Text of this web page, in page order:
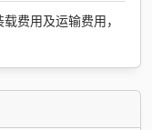
费用及运输费用，